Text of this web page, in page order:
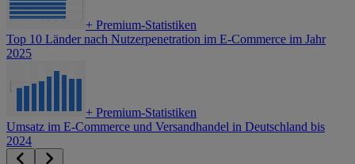
+ Premium-Statistiken
Top 10 Länder nach Nutzerpenetration im E-Commerce im Jahr
2025
+ Premium-Statistiken
Umsatz im E-Commerce und Versandhandel in Deutschland bis
2024